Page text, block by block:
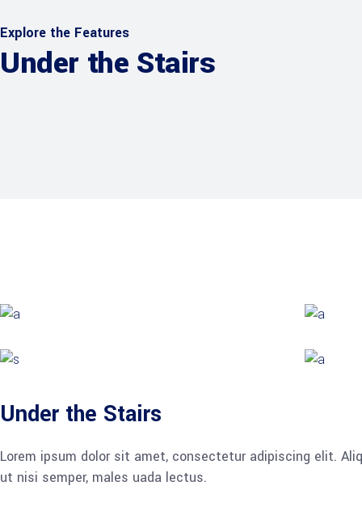
Explore the Features
Under the Stairs
Under the Stairs
Lorem ipsum dolor sit amet, consectetur adipiscing elit.
ut nisi semper, males uada lectus.